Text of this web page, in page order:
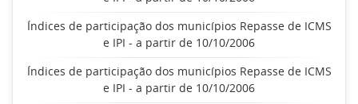
Índices de participação dos municípios Repasse de ICMS
e IPI - a partir de 10/10/2006
Índices de participação dos municípios Repasse de ICMS
e IPI - a partir de 10/10/2006